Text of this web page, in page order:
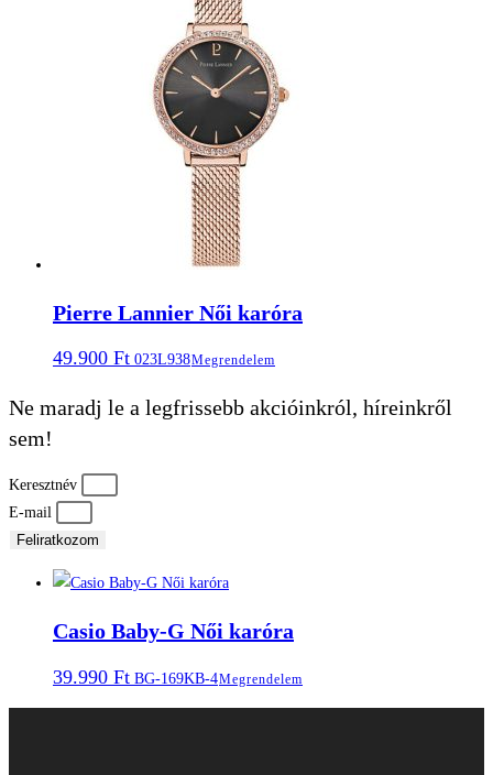
Pierre Lannier Női karóra
49.900 Ft 023L938Megrendelem
Ne maradj le a legfrissebb akcióinkról, híreinkről
sem!
Keresztnév
E-mail
Feliratkozom
Casio Baby-G Női karóra
39.990 Ft BG-169KB-4Megrendelem